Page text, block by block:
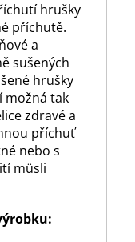
hrušky
příchutě.
a
sušených
hrušky
možná tak
zdravé a
příchuť
nebo s
müsli